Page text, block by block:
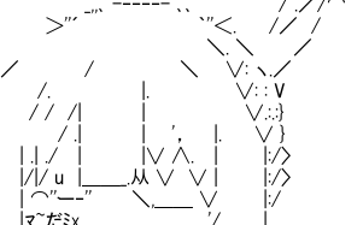
''＜. /／ /
＼ ／
∨: ヽ.／
|. ∨: : V
/ /| | ∨.:.:}
| '， |. ∨ }
./ | |∨ ∧. | |:/〉
|＿＿_.从 ∨ ∨ | |:/〉
‐'' ＼,＿＿ ∨ |:/
x _____ '/. |